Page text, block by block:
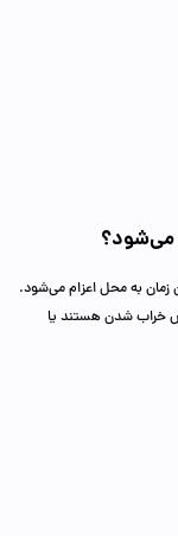
می‌شود؟
به محل اعزام می‌شود.
خراب شدن هستند یا